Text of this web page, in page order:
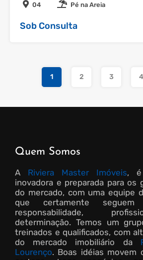
04
Pé na Areia
Sob Consulta
1 2 3 4
Quem Somos
A Riviera Master Imóveis, é
inovadora e preparada para os
do mercado, com uma equipe
que certamente
responsabilidade,
determinação. Temos um
treinados e qualificados, com
do mercado imobiliário da
Lourenço. Boas idéias movem